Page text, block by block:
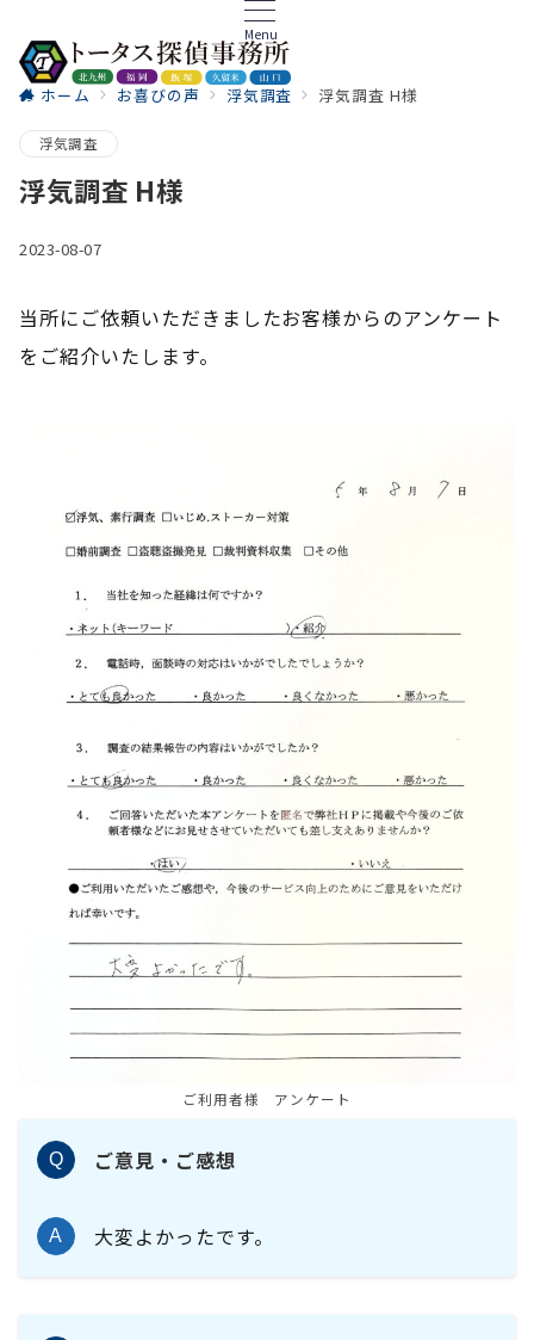
Menu
ホーム お喜びの声 浮気調査 浮気調査 H様
浮気調査
浮気調査 H様
2023-08-07
当所にご依頼いただきましたお客様からのアンケート
をご紹介いたします。
ご利用者様 アンケート
Q ご意見・ご感想
A 大変よかったです。